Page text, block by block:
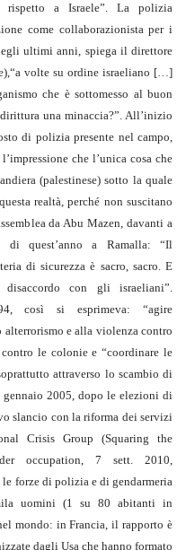
rispetto a Israele”. La polizia
come collaborazionista per i
ultimi anni, spiega il direttore
volte su ordine israeliano […]
che è sottomesso al buon
una minaccia?”. All’inizio
di polizia presente nel campo,
che l’unica cosa che
(palestinese) sotto la quale
realtà, perché non suscitano
da Abu Mazen, davanti a
quest’anno a Ramalla: “Il
di sicurezza è sacro, sacro. E
con gli israeliani”.
così si esprimeva: “agire
e alla violenza contro
le colonie e “coordinare le
attraverso lo scambio di
2005, dopo le elezioni di
slancio con la riforma dei servizi
Crisis Group (Squaring the
occupation, 7 sett. 2010,
forze di polizia e di gendarmeria
uomini (1 su 80 abitanti in
mondo: in Francia, il rapporto è
dagli Usa che hanno formato